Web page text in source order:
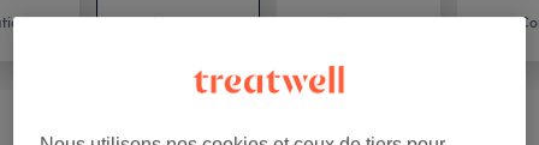
Visage Massage
Soin Carbon Peel Prix A De La Seance